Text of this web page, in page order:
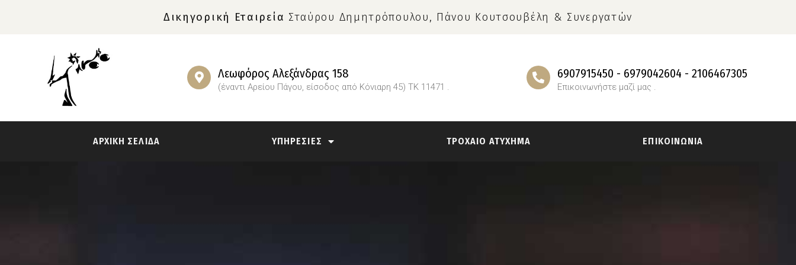
Δικηγορική Εταιρεία Σταύρου Δημητρόπουλου, Πάνου Κουτσουβέλη & Συνεργατών
Λεωφόρος Αλεξάνδρας 158
(έναντι Αρείου Πάγου, είσοδος από Κόνιαρη 45) ΤΚ 11471 .
6907915450 - 6979042604 - 2106467305
Επικοινωνήστε μαζί μας .
ΑΡΧΙΚΗ ΣΕΛΙΔΑ ΥΠΗΡΕΣΙΕΣ ΤΡΟΧΑΙΟ ΑΤΥΧΗΜΑ ΕΠΙΚΟΙΝΩΝΙΑ